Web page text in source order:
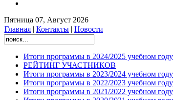
Пятница 07, Август 2026
Главная | Контакты | Новости
Итоги программы в 2024/2025 учебном году
РЕЙТИНГ УЧАСТНИКОВ
Итоги программы в 2023/2024 учебном году
Итоги программы в 2022/2023 учебном году
Итоги программы в 2021/2022 учебном году